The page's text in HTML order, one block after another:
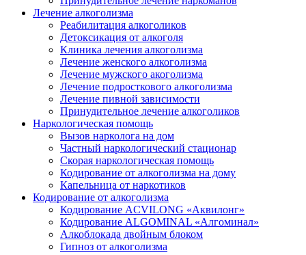
Лечение алкоголизма
Реабилитация алкоголиков
Детоксикация от алкоголя
Клиника лечения алкоголизма
Лечение женского алкоголизма
Лечение мужского акоголизма
Лечение подросткового алкоголизма
Лечение пивной зависимости
Принудительное лечение алкоголиков
Наркологическая помощь
Вызов нарколога на дом
Частный наркологический стационар
Скорая наркологическая помощь
Кодирование от алкоголизма на дому
Капельница от наркотиков
Кодирование от алкоголизма
Кодирование ACVILONG «Аквилонг»
Кодирование ALGOMINAL «Алгоминал»
Алкоблокада двойным блоком
Гипноз от алкоголизма